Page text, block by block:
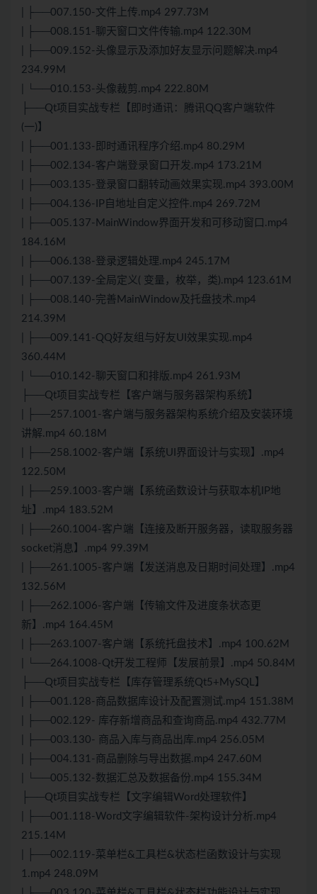
| ├──007.150-文件上传.mp4 297.73M
| ├──008.151-聊天窗口文件传输.mp4 122.30M
| ├──009.152-头像显示及添加好友显示问题解决.mp4
234.99M
| └──010.153-头像裁剪.mp4 222.80M
├──Qt项目实战专栏【即时通讯：腾讯QQ客户端软件
(一)】
| ├──001.133-即时通讯程序介绍.mp4 80.29M
| ├──002.134-客户端登录窗口开发.mp4 173.21M
| ├──003.135-登录窗口翻转动画效果实现.mp4 393.00M
| ├──004.136-IP自地址自定义控件.mp4 269.72M
| ├──005.137-MainWindow界面开发和可移动窗口.mp4
184.16M
| ├──006.138-登录逻辑处理.mp4 245.17M
| ├──007.139-全局定义( 变量，枚举，类).mp4 123.61M
| ├──008.140-完善MainWindow及托盘技术.mp4
214.39M
| ├──009.141-QQ好友组与好友UI效果实现.mp4
360.44M
| └──010.142-聊天窗口和排版.mp4 261.93M
├──Qt项目实战专栏【客户端与服务器架构系统】
| ├──257.1001-客户端与服务器架构系统介绍及安装环境
讲解.mp4 60.18M
| ├──258.1002-客户端【系统UI界面设计与实现】.mp4
122.50M
| ├──259.1003-客户端【系统函数设计与获取本机IP地
址】.mp4 183.52M
| ├──260.1004-客户端【连接及断开服务器，读取服务器
socket消息】.mp4 99.39M
| ├──261.1005-客户端【发送消息及日期时间处理】.mp4
132.56M
| ├──262.1006-客户端【传输文件及进度条状态更
新】.mp4 164.45M
| ├──263.1007-客户端【系统托盘技术】.mp4 100.62M
| └──264.1008-Qt开发工程师【发展前景】.mp4 50.84M
├──Qt项目实战专栏【库存管理系统Qt5+MySQL】
| ├──001.128-商品数据库设计及配置测试.mp4 151.38M
| ├──002.129- 库存新增商品和查询商品.mp4 432.77M
| ├──003.130- 商品入库与商品出库.mp4 256.05M
| ├──004.131-商品删除与导出数据.mp4 247.60M
| └──005.132-数据汇总及数据备份.mp4 155.34M
├──Qt项目实战专栏【文字编辑Word处理软件】
| ├──001.118-Word文字编辑软件-架构设计分析.mp4
215.14M
| ├──002.119-菜单栏&工具栏&状态栏函数设计与实现
1.mp4 248.09M